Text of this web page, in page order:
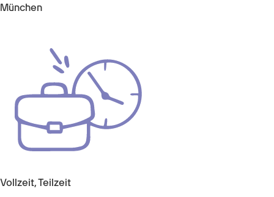
München
Vollzeit, Teilzeit